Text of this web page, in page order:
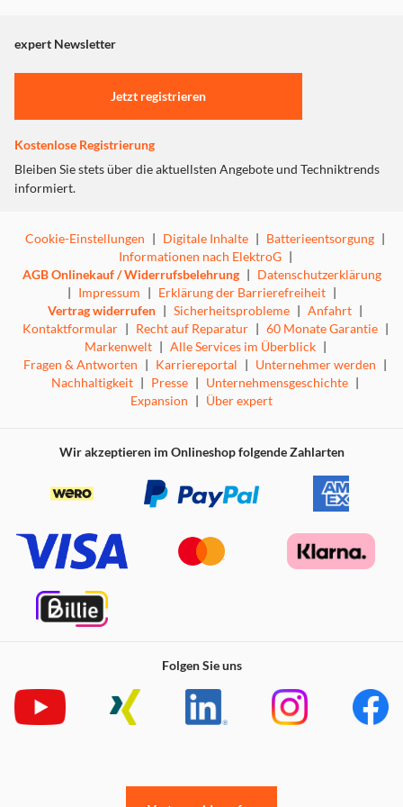
über MC4 Stecker verfügen. Eine kostenlose App
Lastpriorität und Batteriepriorität wählen. So können Sie
jederzeit auf Ihre individuellen Bedürfnisse und
Verbräuche reagieren. Wenn Sie mehr Speicherkapazität
benötigen, können Sie bis zu 3 „Booster“ über einen
„Master“ stapeln. Stapel-Adapter sind jeweils beiliegend.
SCHWAIGER® Energiespeicher eine kontinuierliche
Stromversorgung Ihres Hauses bei Tag und Nacht.
"Marketing".
Einstellungen anpassen
expert Newsletter
Jetzt registrieren
Kostenlose Registrierung
Bleiben Sie stets über die aktuellsten Angebote und Techniktrends
informiert.
Cookie-Einstellungen | Digitale Inhalte | Batterieentsorgung |
Informationen nach ElektroG |
AGB Onlinekauf / Widerrufsbelehrung | Datenschutzerklärung
| Impressum | Erklärung der Barrierefreiheit |
Vertrag widerrufen | Sicherheitsprobleme | Anfahrt |
Kontaktformular | Recht auf Reparatur | 60 Monate Garantie |
Markenwelt | Alle Services im Überblick |
Fragen & Antworten | Karriereportal | Unternehmer werden |
Nachhaltigkeit | Presse | Unternehmensgeschichte |
Expansion | Über expert
Wir akzeptieren im Onlineshop folgende Zahlarten
Folgen Sie uns